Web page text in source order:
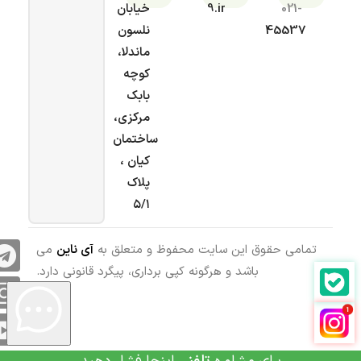
021-
45537
9.ir
خیابان
نلسون
ماندلا،
کوچه
بابک
مرکزی،
ساختمان
کیان ،
پلاک
۵/۱
تمامی حقوق این سایت محفوظ و متعلق به آی ناین می
باشد و هرگونه کپی برداری، پیگرد قانونی دارد.